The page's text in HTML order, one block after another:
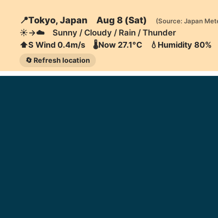
📍Tokyo, Japan Aug 8 (Sat) (Source: Japan
☀️→☁️ Sunny / Cloudy / Rain / Thunder
⬆️S Wind 0.4m/s 🌡️Now 27.1°C 💧Humidity 80%
🔄 Refresh location